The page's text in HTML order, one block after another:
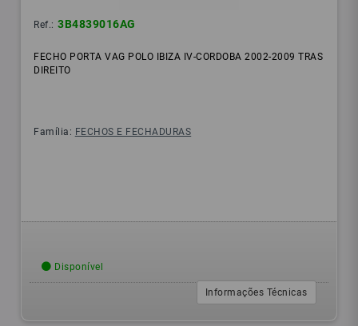
Ref.: 3B4839016AG
FECHO PORTA VAG POLO IBIZA IV-CORDOBA 2002-2009 TRAS
DIREITO
Família: FECHOS E FECHADURAS
Disponível
Informações Técnicas